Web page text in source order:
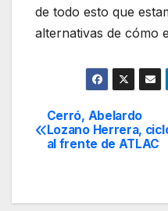
de todo esto que
alternativas de cómo
de
Cerró, Abelardo
Lozano Herrera,
al frente de ATLAC